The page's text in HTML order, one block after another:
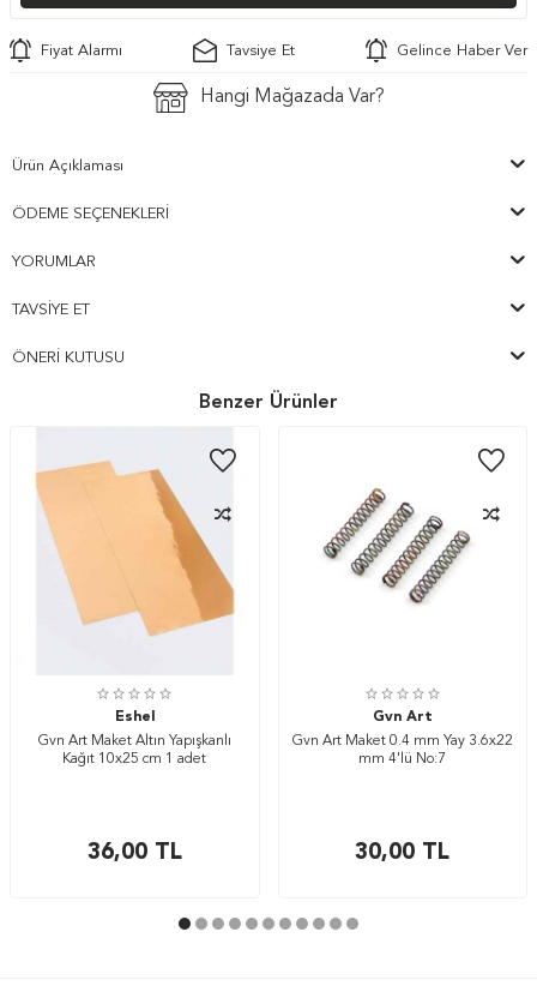
Fiyat Alarmı Tavsiye Et Gelince Haber Ver
Hangi Mağazada Var?
Ürün Açıklaması
ÖDEME SEÇENEKLERI
YORUMLAR
TAVSIYE ET
ÖNERI KUTUSU
Benzer Ürünler
Eshel
Gvn Art Maket Altın Yapışkanlı
Kağıt 10x25 cm 1 adet
36,00TL
Gvn Art
Gvn Art Maket 0.4 mm Yay 3.6x22
mm 4'lü No:7
30,00 TL